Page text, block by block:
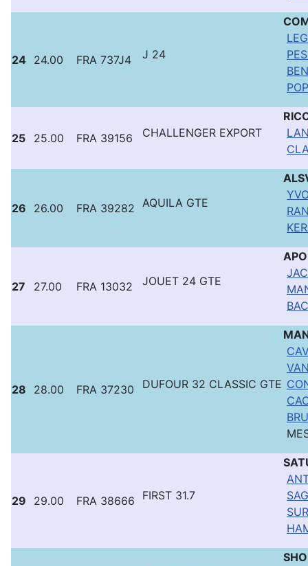
24 24.00 FRA 737J4 J 24
25 25.00 FRA 39156 CHALLENGER EXPORT
26 26.00 FRA 39282 AQUILA GTE
27 27.00 FRA 13032 JOUET 24 GTE
28 28.00 FRA 37230 DUFOUR 32 CLASSIC GTE
29 29.00 FRA 38666 FIRST 31.7